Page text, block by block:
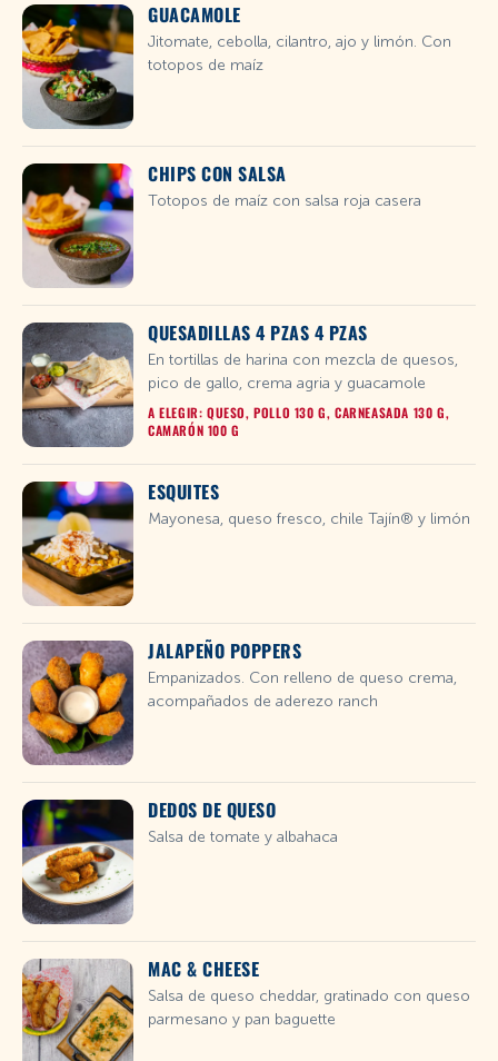
GUACAMOLE
Jitomate, cebolla, cilantro, ajo y limón. Con
totopos de maíz
CHIPS CON SALSA
Totopos de maíz con salsa roja casera
QUESADILLAS 4 PZAS 4 PZAS
En tortillas de harina con mezcla de quesos,
pico de gallo, crema agria y guacamole
A ELEGIR: QUESO, POLLO 130 G, CARNEASADA 130 G,
CAMARÓN 100 G
ESQUITES
Mayonesa, queso fresco, chile Tajín® y limón
JALAPEÑO POPPERS
Empanizados. Con relleno de queso crema,
acompañados de aderezo ranch
DEDOS DE QUESO
Salsa de tomate y albahaca
MAC & CHEESE
Salsa de queso cheddar, gratinado con queso
parmesano y pan baguette